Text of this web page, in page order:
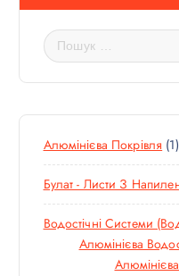
П
о
ш
к
:
Алюмінієва Покрівля 11
Т
В
Булат - Листи З
Водостічні Системи
Алюмінієва